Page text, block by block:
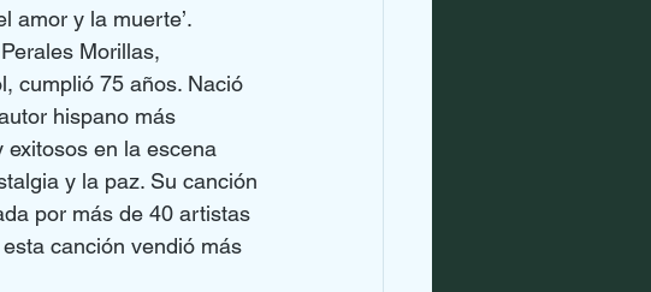
amor y la muerte’.
Morillas,
cumplió 75 años. Nació
hispano más
exitosos en la escena
y la paz. Su canción
por más de 40 artistas
canción vendió más